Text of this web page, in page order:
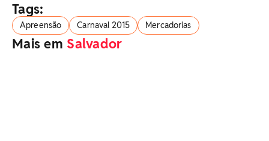
Tags:
Apreensão Carnaval 2015 Mercadorias
Mais em Salvador